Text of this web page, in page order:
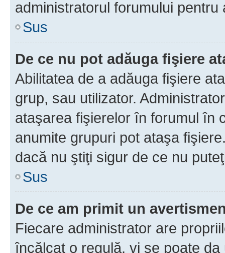
administratorul forumului pentru
Sus
De ce nu pot adăuga fişiere
Abilitatea de a adăuga fişiere
grup, sau utilizator.
ataşarea fişierelor în forumul în
anumite grupuri pot ataşa
dacă nu ştiţi sigur de ce nu
Sus
De ce am primit un
Fiecare administrator are
încălcat o regulă, vi se poate